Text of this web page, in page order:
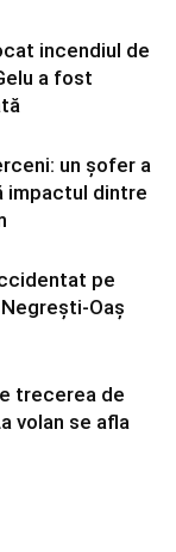
incendiul de
a fost
un șofer a
impactul dintre
pe
Oaș
trecerea de
volan se afla